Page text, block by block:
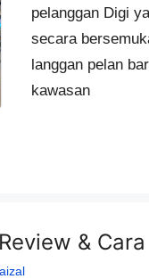
pelanggan Digi
secara
langgan pelan
kawasan
&